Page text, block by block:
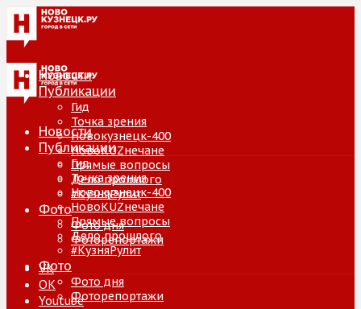
Новости
Публикации
Гид
Точка зрения
Новокузнецк-400
НовоKUZнечане
Прямые вопросы
Дело прошлого
#КузняРулит
Фото
Фото дня
Фоторепортажи
VK
ОК
Youtube
Новости
Публикации
Гид
Точка зрения
Новокузнецк-400
НовоKUZнечане
Прямые вопросы
Дело прошлого
#КузняРулит
Фото
Фото дня
Фоторепортажи